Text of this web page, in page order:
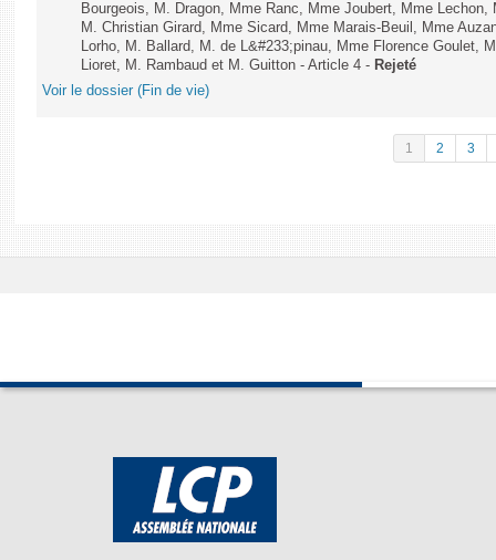
Bourgeois, M. Dragon, Mme Ranc, Mme Joubert, Mme
M. Christian Girard, Mme Sicard, Mme Marais-Beuil, Mme
Lorho, M. Ballard, M. de L&#233;pinau, Mme Florence Goulet,
Lioret, M. Rambaud et M. Guitton - Article 4 - Rejeté
Voir le dossier (Fin de vie)
1 2 3